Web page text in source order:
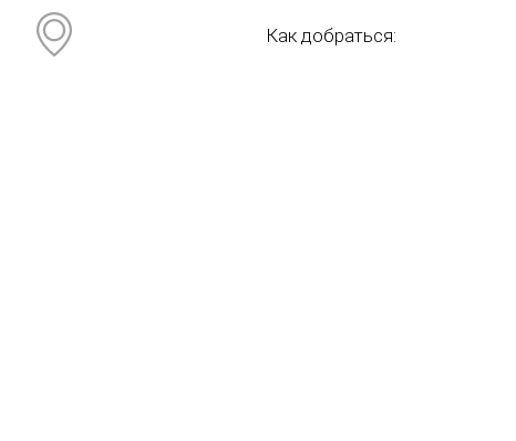
Как добраться: